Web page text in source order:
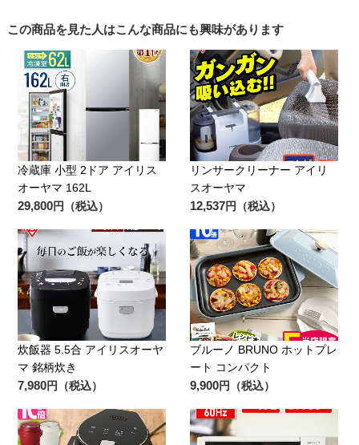
この商品を見た人はこんな商品にも興味があります
冷蔵庫 小型 2ドア アイリス
オーヤマ 162L
29,800円（税込）
リンサークリーナー アイリ
スオーヤマ
12,537円（税込）
炊飯器 5.5合 アイリスオーヤ
マ 銘柄炊き
7,980円（税込）
ブルーノ BRUNO ホットプレ
ート コンパクト
9,900円（税込）